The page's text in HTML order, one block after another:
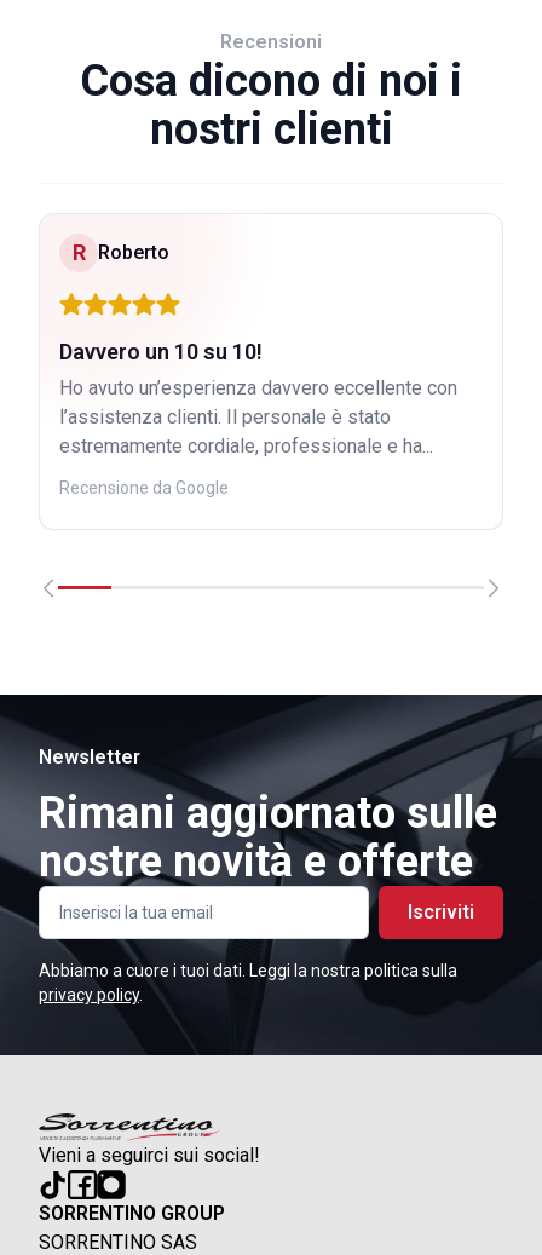
Recensioni
Cosa dicono di noi i
nostri clienti
R Roberto
Davvero un 10 su 10!
Ho avuto un’esperienza davvero eccellente con
l’assistenza clienti. Il personale è stato
estremamente cordiale, professionale e ha...
Recensione da Google
Newsletter
Rimani aggiornato sulle
nostre novità e offerte
Iscriviti
Abbiamo a cuore i tuoi dati. Leggi la nostra politica sulla
privacy policy.
Vieni a seguirci sui social!
SORRENTINO GROUP
SORRENTINO SAS